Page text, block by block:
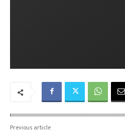
Previous article